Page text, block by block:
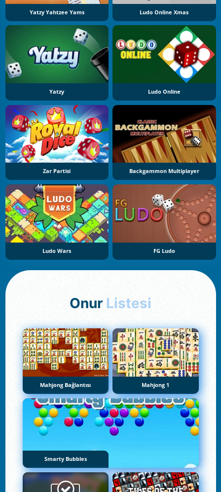
Yatzy Yahtzee Yams Ludo Online Xmas
Yatzy Ludo Online
Zar Partisi Backgammon Multiplayer
Ludo Wars FG Ludo
Onur Listesi
Mahjong Bağlantısı Mahjong 1
Smarty Bubbles